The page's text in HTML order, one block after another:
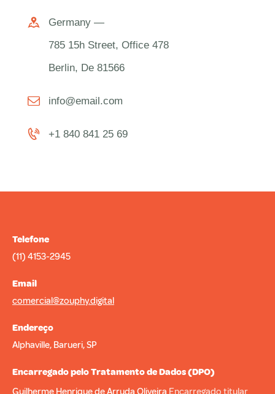
Germany —
785 15h Street, Office 478
Berlin, De 81566
info@email.com
+1 840 841 25 69
Telefone
(11) 4153-2945
Email
comercial@zouphy.digital
Endereço
Alphaville, Barueri, SP
Encarregado pelo Tratamento de Dados (DPO)